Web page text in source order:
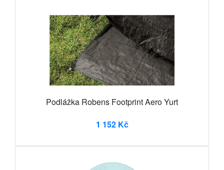
Podlážka Robens Footprint Aero Yurt
1 152 Kč